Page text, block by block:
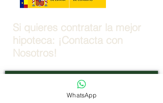
Si quieres contratar la mejor
hipoteca: ¡Contacta con
Nosotros!
Nombre Completo*
WhatsApp